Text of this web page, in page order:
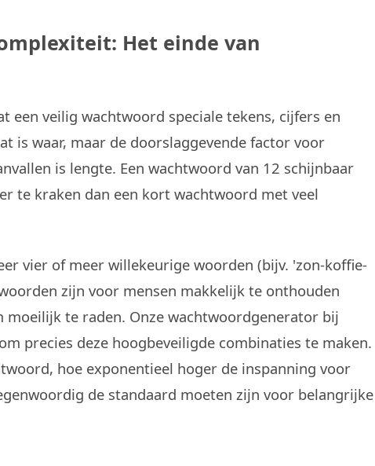
Het einde van
een veilig wachtwoord speciale tekens, cijfers en
is waar, maar de doorslaggevende factor voor
is lengte. Een wachtwoord van 12 schijnbaar
te kraken dan een kort wachtwoord met veel
vier of meer willekeurige woorden (bijv. 'zon-koffie-
zijn voor mensen makkelijk te onthouden
te raden. Onze wachtwoordgenerator bij
precies deze hoogbeveiligde combinaties te maken.
hoe exponentieel hoger de inspanning voor
de standaard moeten zijn voor belangrijke